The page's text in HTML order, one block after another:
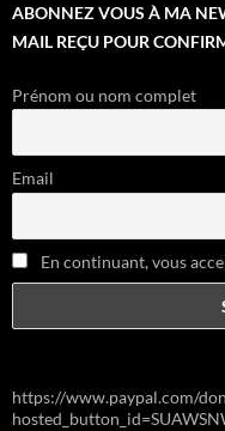
ABONNEZ VOUS À MA
MAIL REÇU POUR
Prénom ou nom complet
Email
En continuant, vous
https://www.paypal.com/